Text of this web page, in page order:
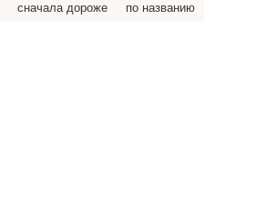
сначала дороже по названию